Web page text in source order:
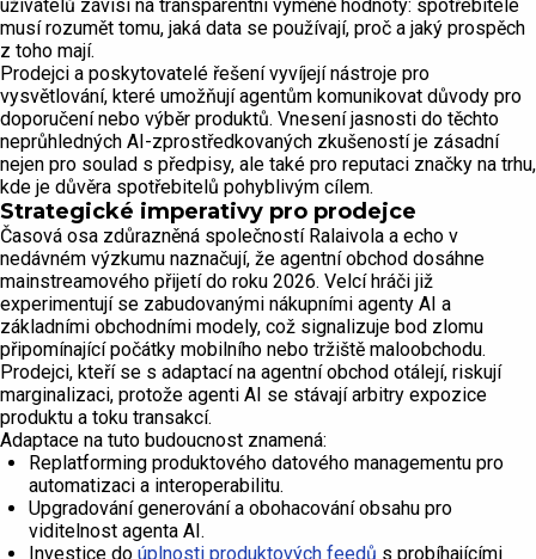
uživatelů závisí na transparentní výměně hodnoty: spotřebitelé
musí rozumět tomu, jaká data se používají, proč a jaký prospěch
z toho mají.
Prodejci a poskytovatelé řešení vyvíjejí nástroje pro
vysvětlování, které umožňují agentům komunikovat důvody pro
doporučení nebo výběr produktů. Vnesení jasnosti do těchto
neprůhledných AI-zprostředkovaných zkušeností je zásadní
nejen pro soulad s předpisy, ale také pro reputaci značky na trhu,
kde je důvěra spotřebitelů pohyblivým cílem.
Strategické imperativy pro prodejce
Časová osa zdůrazněná společností Ralaivola a echo v
nedávném výzkumu naznačují, že agentní obchod dosáhne
mainstreamového přijetí do roku 2026. Velcí hráči již
experimentují se zabudovanými nákupními agenty AI a
základními obchodními modely, což signalizuje bod zlomu
připomínající počátky mobilního nebo tržiště maloobchodu.
Prodejci, kteří se s adaptací na agentní obchod otálejí, riskují
marginalizaci, protože agenti AI se stávají arbitry expozice
produktu a toku transakcí.
Adaptace na tuto budoucnost znamená:
Replatforming produktového datového managementu pro
automatizaci a interoperabilitu.
Upgradování generování a obohacování obsahu pro
viditelnost agenta AI.
Investice do úplnosti produktových feedů s probíhajícími